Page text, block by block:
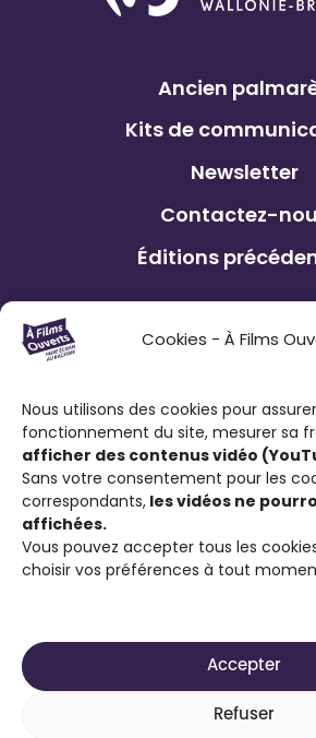
Cookies - À Films
Nous utilisons des cookies pour
fonctionnement du site, mesurer sa
afficher des contenus vidéo
Sans votre consentement pour les
correspondants, les vidéos ne
affichées.
Vous pouvez accepter tous les
choisir vos préférences à tout
Accepter
Refuser
Ancien
Kits de
Newsletter
Contactez-
Éditions
Le Festival À Films
partenaires associatifs
Courts Métrages
l’expression citoyenne ; de
films engagés contre le
la discussion sur cette
2025-2026 Site réalisé par